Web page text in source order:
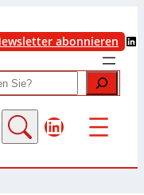
abonnieren LinkedIn
LinkedIn